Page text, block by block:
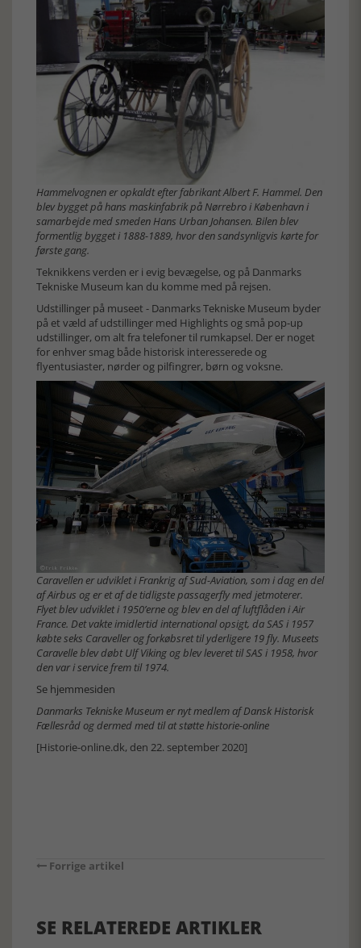
Hammelvognen er opkaldt efter fabrikant Albert F. Hammel. Den
blev bygget på hans maskinfabrik på Nørrebro i København i
samarbejde med smeden Hans Urban Johansen. Bilen blev
formentlig bygget i 1888-1889, hvor den sandsynligvis kørte for
første gang.
Teknikkens verden er i evig bevægelse, og på Danmarks
Tekniske Museum kan du komme med på rejsen.
Udstillinger på museet - Danmarks Tekniske Museum byder
på et væld af udstillinger med Highlights og små pop-up
udstillinger, om alt fra telefoner til rumkapsel. Der er noget
for enhver smag både historisk interesserede og
flyentusiaster, nørder og pilfingrer, børn og voksne.
Caravellen er udviklet i Frankrig af Sud-Aviation, som i dag en del
af Airbus og er et af de tidligste passagerfly med jetmoterer.
Flyet blev udviklet i 1950’erne og blev en del af luftflåden i Air
France. Det vakte imidlertid international opsigt, da SAS i 1957
købte seks Caraveller og forkøbsret til yderligere 19 fly. Museets
Caravelle blev døbt Ulf Viking og blev leveret til SAS i 1958, hvor
den var i service frem til 1974.
Se hjemmesiden
Danmarks Tekniske Museum er nyt medlem af Dansk Historisk
Fællesråd og dermed med til at støtte historie-online
[Historie-online.dk, den 22. september 2020]
Forrige artikel
SE RELATEREDE ARTIKLER